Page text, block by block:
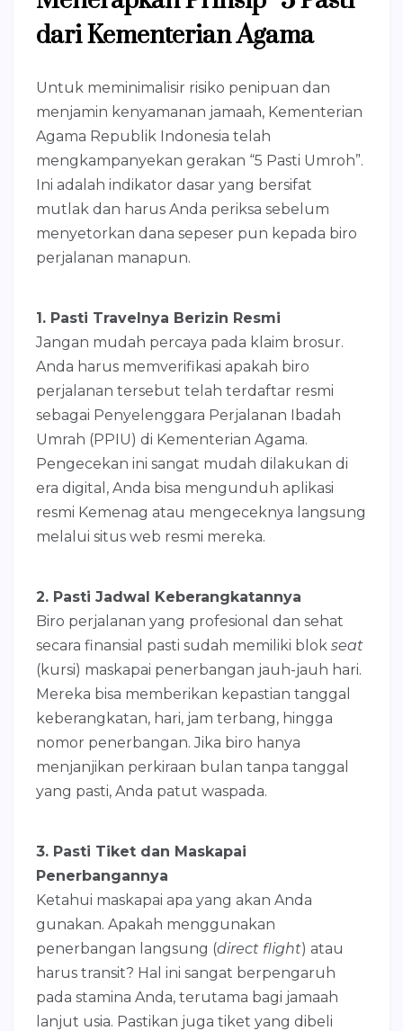
dari Kementerian Agama
Untuk meminimalisir risiko penipuan dan
menjamin kenyamanan jamaah, Kementerian
Agama Republik Indonesia telah
mengkampanyekan gerakan “5 Pasti Umroh”.
Ini adalah indikator dasar yang bersifat
mutlak dan harus Anda periksa sebelum
menyetorkan dana sepeser pun kepada biro
perjalanan manapun.
1. Pasti Travelnya Berizin Resmi
Jangan mudah percaya pada klaim brosur.
Anda harus memverifikasi apakah biro
perjalanan tersebut telah terdaftar resmi
sebagai Penyelenggara Perjalanan Ibadah
Umrah (PPIU) di Kementerian Agama.
Pengecekan ini sangat mudah dilakukan di
era digital, Anda bisa mengunduh aplikasi
resmi Kemenag atau mengeceknya langsung
melalui situs web resmi mereka.
2. Pasti Jadwal Keberangkatannya
Biro perjalanan yang profesional dan sehat
secara finansial pasti sudah memiliki blok seat
(kursi) maskapai penerbangan jauh-jauh hari.
Mereka bisa memberikan kepastian tanggal
keberangkatan, hari, jam terbang, hingga
nomor penerbangan. Jika biro hanya
menjanjikan perkiraan bulan tanpa tanggal
yang pasti, Anda patut waspada.
3. Pasti Tiket dan Maskapai
Penerbangannya
Ketahui maskapai apa yang akan Anda
gunakan. Apakah menggunakan
penerbangan langsung (direct flight) atau
harus transit? Hal ini sangat berpengaruh
pada stamina Anda, terutama bagi jamaah
lanjut usia. Pastikan juga tiket yang dibeli